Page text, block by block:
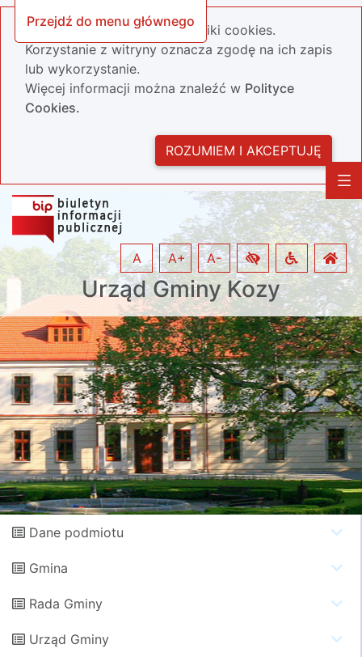
Przejdź do menu głównego
Nasza strona wykorzystuje pliki cookies.
Korzystanie z witryny oznacza zgodę na ich zapis
lub wykorzystanie.
Więcej informacji można znaleźć w Polityce
Cookies.
ROZUMIEM I AKCEPTUJĘ
Urząd Gminy Kozy
A A+ A-
Dane podmiotu
Gmina
Rada Gminy
Urząd Gminy